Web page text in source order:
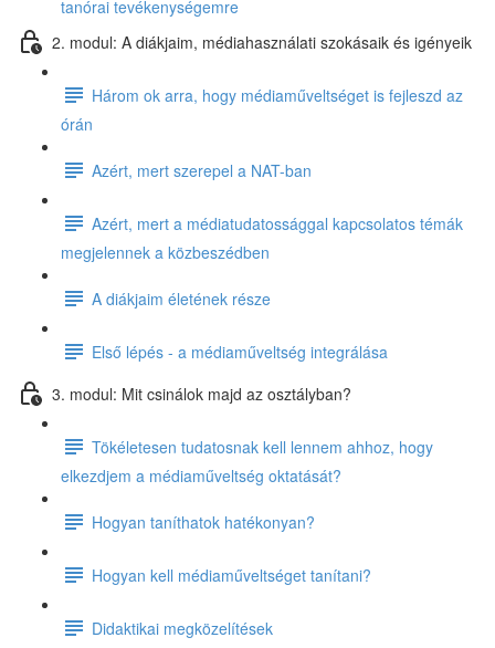
tanórai tevékenységemre
2. modul: A diákjaim, médiahasználati szokásaik és igényeik
Három ok arra, hogy médiaműveltséget is fejleszd az
órán
Azért, mert szerepel a NAT-ban
Azért, mert a médiatudatossággal kapcsolatos témák
megjelennek a közbeszédben
A diákjaim életének része
Első lépés - a médiaműveltség integrálása
3. modul: Mit csinálok majd az osztályban?
Tökéletesen tudatosnak kell lennem ahhoz, hogy
elkezdjem a médiaműveltség oktatását?
Hogyan taníthatok hatékonyan?
Hogyan kell médiaműveltséget tanítani?
Didaktikai megközelítések